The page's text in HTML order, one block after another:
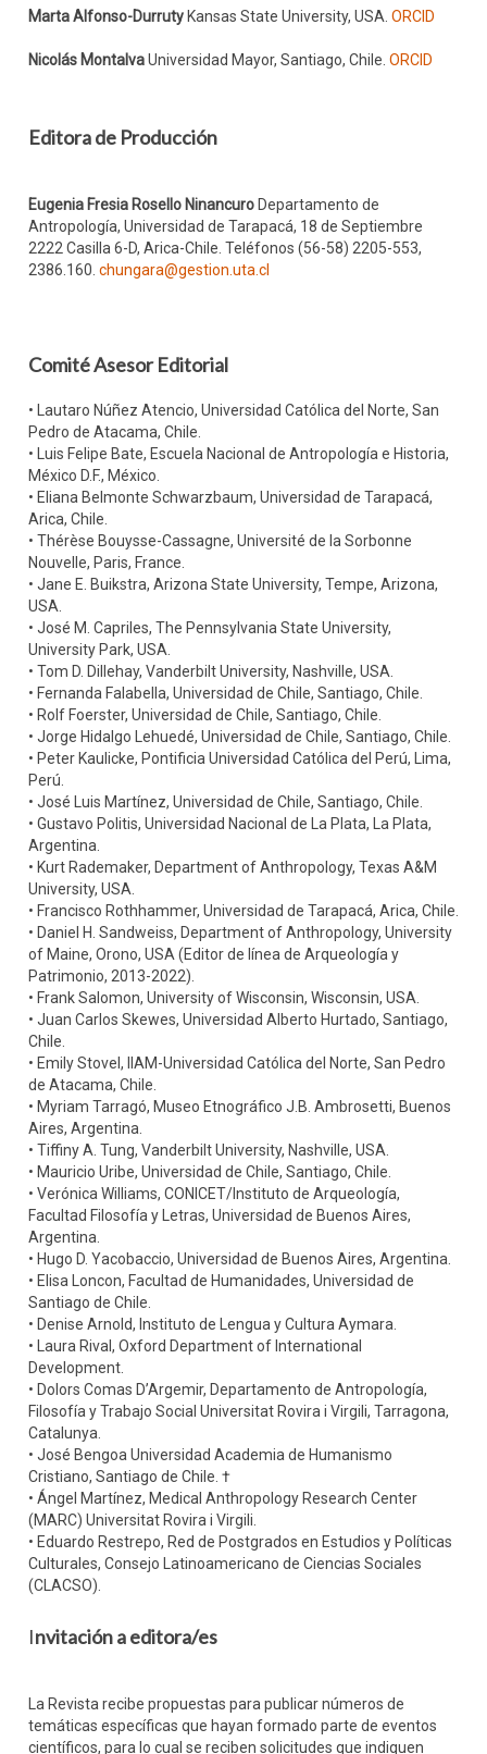
Marta Alfonso-Durruty Kansas State University, USA. ORCID
Nicolás MontalvaUniversidad Mayor, Santiago, Chile. ORCID
Editora de Producción
Eugenia Fresia Rosello Ninancuro Departamento de
Antropología, Universidad de Tarapacá, 18 de Septiembre
2222 Casilla 6-D, Arica-Chile. Teléfonos (56-58) 2205-553,
2386.160. chungara@gestion.uta.cl
Comité Asesor Editorial
• Lautaro Núñez Atencio, Universidad Católica del Norte, San
Pedro de Atacama, Chile.
• Luis Felipe Bate, Escuela Nacional de Antropología e Historia,
México D.F., México.
• Eliana Belmonte Schwarzbaum, Universidad de Tarapacá,
Arica, Chile.
• Thérèse Bouysse-Cassagne, Université de la Sorbonne
Nouvelle, Paris, France.
• Jane E. Buikstra, Arizona State University, Tempe, Arizona,
USA.
• José M. Capriles, The Pennsylvania State University,
University Park, USA.
• Tom D. Dillehay, Vanderbilt University, Nashville, USA.
• Fernanda Falabella, Universidad de Chile, Santiago, Chile.
• Rolf Foerster, Universidad de Chile, Santiago, Chile.
• Jorge Hidalgo Lehuedé, Universidad de Chile, Santiago, Chile.
• Peter Kaulicke, Pontificia Universidad Católica del Perú, Lima,
Perú.
• José Luis Martínez, Universidad de Chile, Santiago, Chile.
• Gustavo Politis, Universidad Nacional de La Plata, La Plata,
Argentina.
• Kurt Rademaker, Department of Anthropology, Texas A&M
University, USA.
• Francisco Rothhammer, Universidad de Tarapacá, Arica, Chile.
• Daniel H. Sandweiss, Department of Anthropology, University
of Maine, Orono, USA (Editor de línea de Arqueología y
Patrimonio, 2013-2022).
• Frank Salomon, University of Wisconsin, Wisconsin, USA.
• Juan Carlos Skewes, Universidad Alberto Hurtado, Santiago,
Chile.
• Emily Stovel, IIAM-Universidad Católica del Norte, San Pedro
de Atacama, Chile.
• Myriam Tarragó, Museo Etnográfico J.B. Ambrosetti, Buenos
Aires, Argentina.
• Tiffiny A. Tung, Vanderbilt University, Nashville, USA.
• Mauricio Uribe, Universidad de Chile, Santiago, Chile.
• Verónica Williams, CONICET/Instituto de Arqueología,
Facultad Filosofía y Letras, Universidad de Buenos Aires,
Argentina.
• Hugo D. Yacobaccio, Universidad de Buenos Aires, Argentina.
• Elisa Loncon, Facultad de Humanidades, Universidad de
Santiago de Chile.
• Denise Arnold, Instituto de Lengua y Cultura Aymara.
• Laura Rival, Oxford Department of International
Development.
• Dolors Comas D’Argemir, Departamento de Antropología,
Filosofía y Trabajo Social Universitat Rovira i Virgili, Tarragona,
Catalunya.
• José Bengoa Universidad Academia de Humanismo
Cristiano, Santiago de Chile. †
• Ángel Martínez, Medical Anthropology Research Center
(MARC) Universitat Rovira i Virgili.
• Eduardo Restrepo, Red de Postgrados en Estudios y Políticas
Culturales, Consejo Latinoamericano de Ciencias Sociales
(CLACSO).
Invitación a editora/es
La Revista recibe propuestas para publicar números de
temáticas específicas que hayan formado parte de eventos
científicos, para lo cual se reciben solicitudes que indiquen